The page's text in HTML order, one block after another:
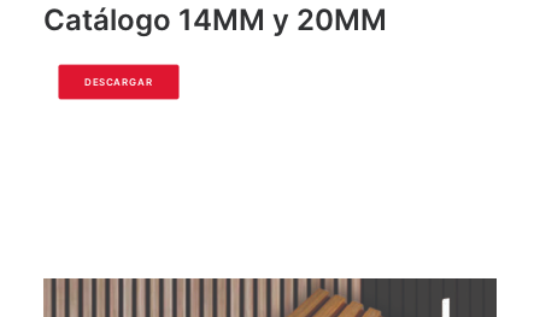
Catálogo 14MM y 20MM
DESCARGAR